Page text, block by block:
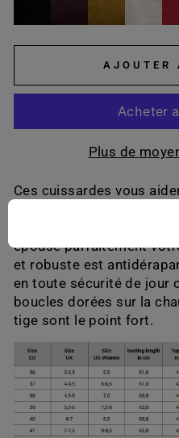
AJOUTER
Plus de
Ces cuissardes vous
épouse parfaitement
et robuste est
en toute sécurité de jour
boucles dorées sur la
tige sont le point fort.